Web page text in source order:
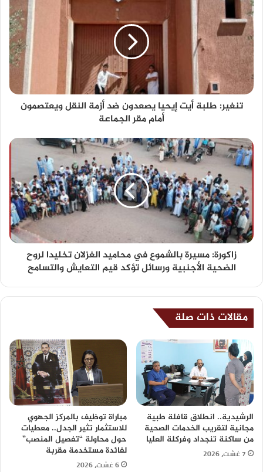
تنغير: طلبة أيت إيحيا يصعدون ضد أزمة النقل ويعتصمون
أمام مقر الجماعة
زاكورة: مسيرة بالشموع في محاميد الغزلان تخليدا لروح
الضحية الأجنبية ورسائل تؤكد قيم التعايش والتسامح
مقالات ذات صلة
الرشيدية.. انطلاق قافلة طبية
مجانية لتقريب الخدمات الصحية
من ساكنة تنجداد وفركلة العليا
7 غشت، 2026
مباراة توظيف بالمركز الجهوي
للاستثمار تثير الجدل.. معطيات
حول محاولة “تفصيل المنصب”
لفائدة مستخدمة مقربة
6 غشت، 2026